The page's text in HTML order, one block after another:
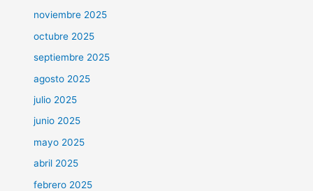
noviembre 2025
octubre 2025
septiembre 2025
agosto 2025
julio 2025
junio 2025
mayo 2025
abril 2025
febrero 2025